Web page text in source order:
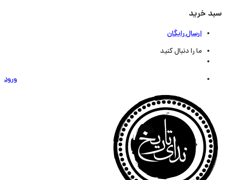
سبد خرید
ارسال رایگان
ما را دنبال کنید
ورود